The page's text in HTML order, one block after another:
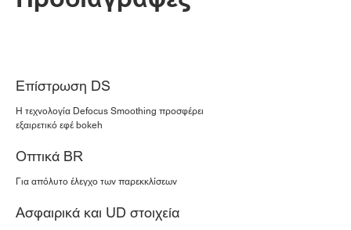
Επίστρωση DS
Η τεχνολογία Defocus Smoothing προσφέρει
εξαιρετικό εφέ bokeh
Οπτικά BR
Για απόλυτο έλεγχο των παρεκκλίσεων
Ασφαιρικά και UD στοιχεία